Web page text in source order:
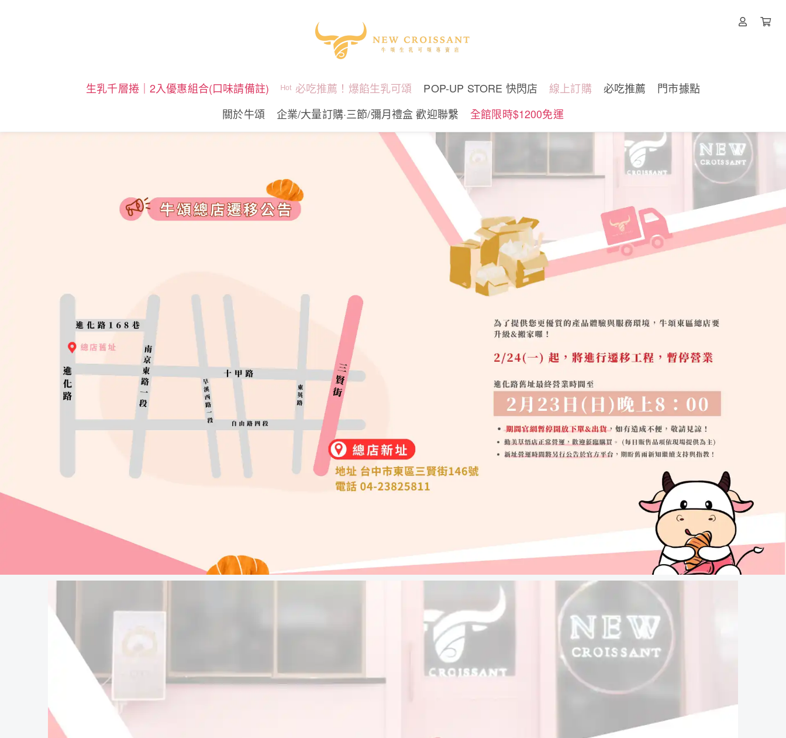
生乳千層捲｜2入優惠組合(口味請備註) ᴴᵒᵗ 必吃推薦！爆餡生乳可頌 POP-UP STORE 快閃店 線上訂購 必吃推薦
門市據點
關於牛頌
企業/大量訂購·三節/彌月禮盒 歡迎聯繫 全館限時$1200免運